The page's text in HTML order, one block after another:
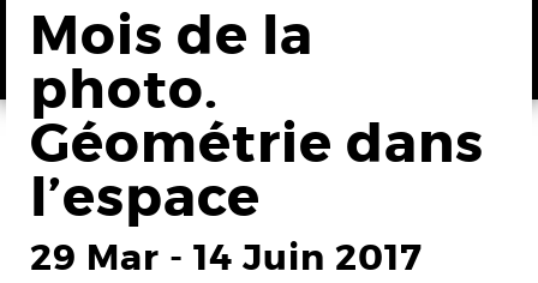
Mois de la
photo.
Géométrie dans
l’espace
29 Mar - 14 Juin 2017